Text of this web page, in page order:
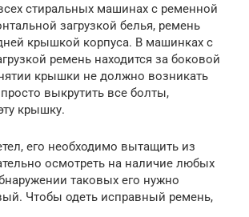
стиральных машинах с ременной
загрузкой белья, ремень
крышкой корпуса. В машинках с
ремень находится за боковой
крышки не должно возникать
выкрутить все болты,
крышку.
его необходимо вытащить из
осмотреть на наличие любых
таковых его нужно
Чтобы одеть исправный ремень,